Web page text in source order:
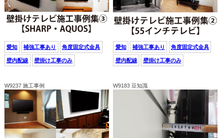
愛知 補強工事あり 角度固定式金具
壁内配線 壁掛け工事のみ
愛知 補強工事あり 角度固定式金具
壁内配線 壁掛け工事のみ
W9237 施工事例 W9183 豆知識